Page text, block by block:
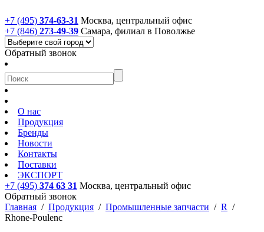
+7 (495) 374-63-31 Москва, центральный офис
+7 (846) 273-49-39 Самара, филиал в Поволжье
Обратный звонок
О нас
Продукция
Бренды
Новости
Контакты
Поставки
ЭКСПОРТ
+7 (495) 374 63 31 Москва, центральный офис
Обратный звонок
Главная / Продукция / Промышленные запчасти / R /
Rhone-Poulenc